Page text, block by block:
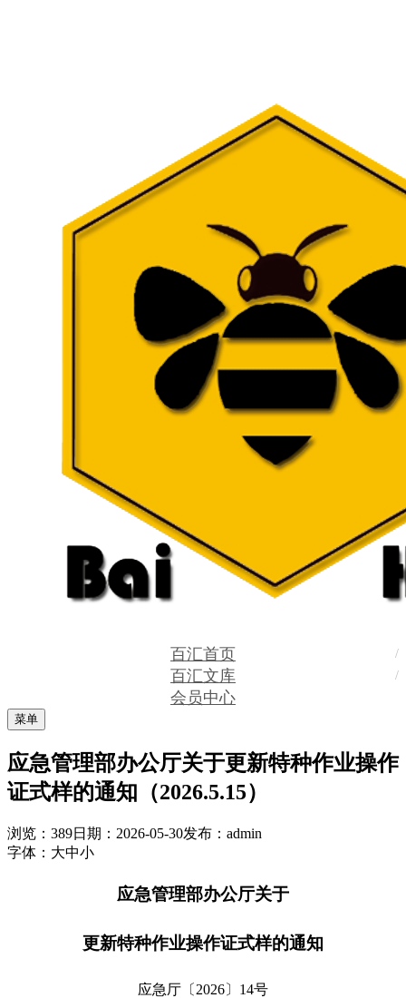
百汇首页
百汇文库
会员中心
菜单
应急管理部办公厅关于更新特种作业操作
证式样的通知（2026.5.15）
浏览：389日期：2026-05-30发布：admin
字体： 大中小
应急管理部办公厅关于
更新特种作业操作证式样的通知
应急厅〔2026〕14号